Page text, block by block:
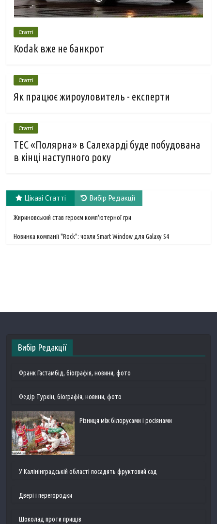
Статті
Kodak вже не банкрот
Статті
Як працює жироуловитель - експерти
Статті
ТЕС «Полярна» в Салехарді буде побудована
в кінці наступного року
Цікаві Статті Вибір Редакції
Жириновський став героєм комп'ютерної гри
Новинка компанії "Rock": чохли Smart Window для Galaxy S4
Вибір Редакції
Франк Гастамбід, біографія, новини, фото
Федір Туркін, біографія, новини, фото
Різниця між білорусами і росіянами
У Калінінградській області посадять фруктовий сад
Двері і перегородки
Шоколад проти прищів